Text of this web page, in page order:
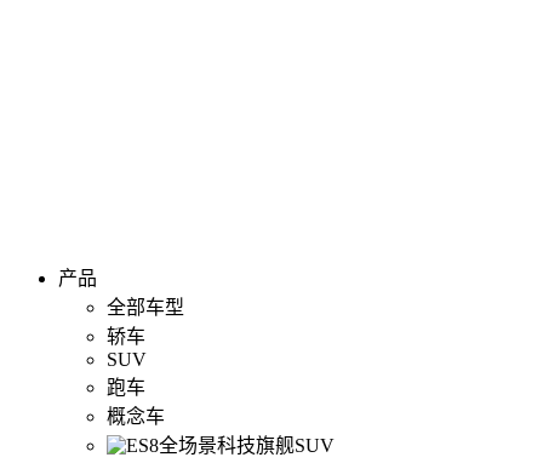
产品
全部车型
轿车
SUV
跑车
概念车
全场景科技旗舰SUV